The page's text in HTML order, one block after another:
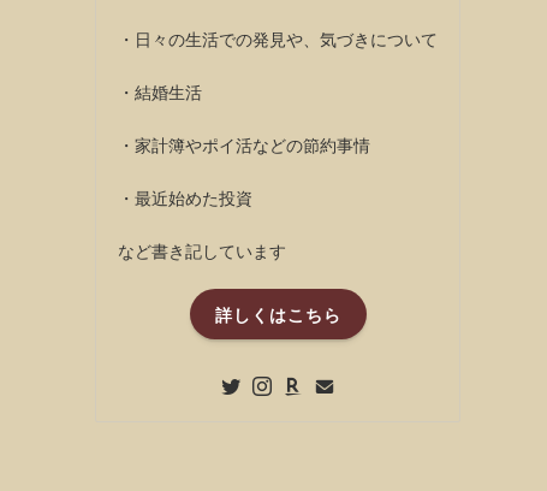
・日々の生活での発見や、気づきについて
・結婚生活
・家計簿やポイ活などの節約事情
・最近始めた投資
など書き記しています
詳しくはこちら